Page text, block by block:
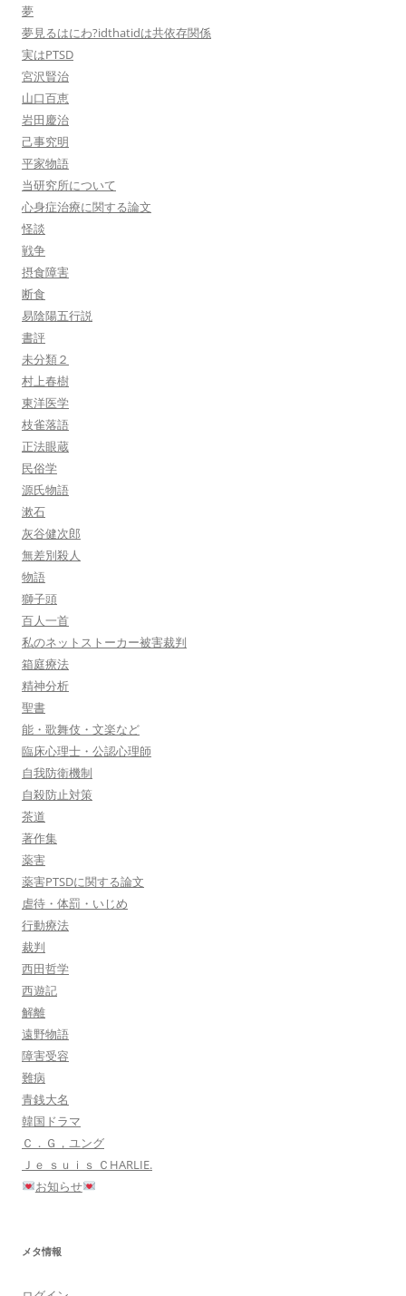
夢
夢見るはにわ?idthatidは共依存関係
実はPTSD
宮沢賢治
山口百恵
岩田慶治
己事究明
平家物語
当研究所について
心身症治療に関する論文
怪談
戦争
摂食障害
断食
易陰陽五行説
書評
未分類２
村上春樹
東洋医学
枝雀落語
正法眼蔵
民俗学
源氏物語
漱石
灰谷健次郎
無差別殺人
物語
獅子頭
百人一首
私のネットストーカー被害裁判
箱庭療法
精神分析
聖書
能・歌舞伎・文楽など
臨床心理士・公認心理師
自我防衛機制
自殺防止対策
茶道
著作集
薬害
薬害PTSDに関する論文
虐待・体罰・いじめ
行動療法
裁判
西田哲学
西遊記
解離
遠野物語
障害受容
難病
青銭大名
韓国ドラマ
Ｃ．Ｇ，ユング
Ｊｅ ｓｕｉｓ ＣHARLIE.
お知らせ
メタ情報